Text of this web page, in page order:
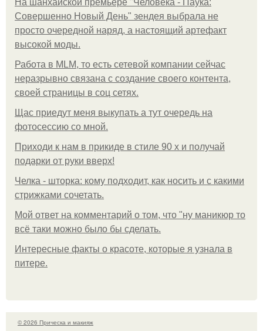
Совершенно Новый День" зендея выбрала не
просто очередной наряд, а настоящий артефакт
высокой моды.
Работа в MLM, то есть сетевой компании сейчас
неразрывно связана с создание своего контента,
своей страницы в соц сетях.
Щас приедут меня выкупать а тут очередь на
фотосессию со мной.
Приходи к нам в прикиде в стиле 90 х и получай
подарки от руки вверх!
Челка - шторка: кому подходит, как носить и с какими
стрижками сочетать.
Мой ответ на комментарий о том, что "ну маникюр то
всё таки можно было бы сделать.
Интересные факты о красоте, которые я узнала в
питере.
© 2026 Прическа и макияж